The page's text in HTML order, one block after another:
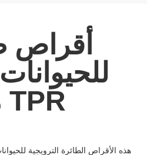
أقراص
من TPR
هذه الأقراص الطائرة الترويجية